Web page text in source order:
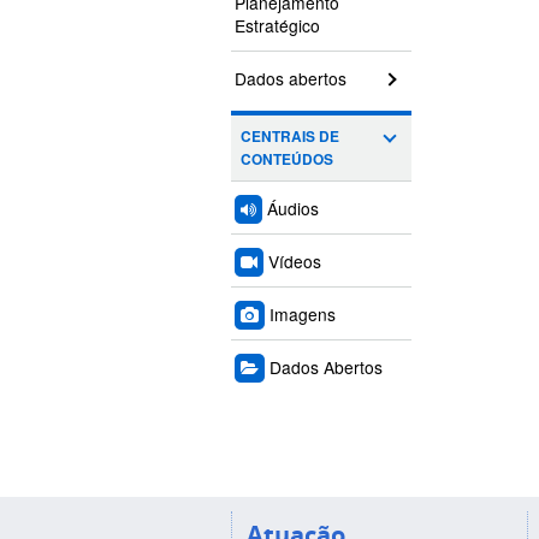
Estratégico
Dados abertos
CENTRAIS DE
CONTEÚDOS
Áudios
Vídeos
Imagens
Dados Abertos